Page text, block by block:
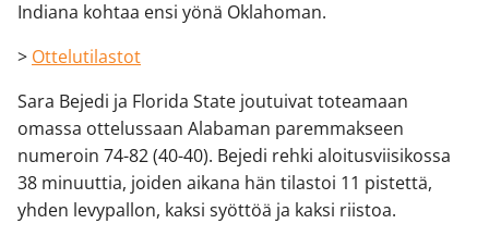
Indiana kohtaa ensi yönä Oklahoman.
> Ottelutilastot
Sara Bejedi ja Florida State joutuivat toteamaan
omassa ottelussaan Alabaman paremmakseen
numeroin 74-82 (40-40). Bejedi rehki aloitusviisikossa
38 minuuttia, joiden aikana hän tilastoi 11 pistettä,
yhden levypallon, kaksi syöttöä ja kaksi riistoa.